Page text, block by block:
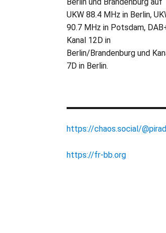
UKW 88.4 MHz in Berlin,
90.7 MHz in Potsdam,
Kanal 12D in
Berlin/Brandenburg und
7D in Berlin.
https://chaos.social/
https://fr-bb.org